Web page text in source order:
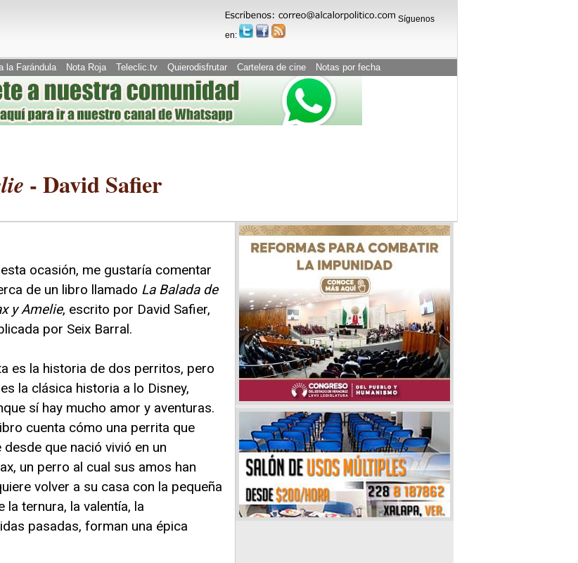
Síguenos
en:
la Farándula Nota Roja Teleclic.tv Quierodisfrutar Cartelera de cine Notas por fecha
- David Safier
esta ocasión, me gustaría comentar
de un libro llamado La Balada de
y Amelie, escrito por David Safier,
por Seix Barral.
es la historia de dos perritos, pero
la clásica historia a lo Disney,
sí hay mucho amor y aventuras.
cuenta cómo una perrita que
que nació vivió en un
un perro al cual sus amos han
volver a su casa con la pequeña
ternura, la valentía, la
pasadas, forman una épica